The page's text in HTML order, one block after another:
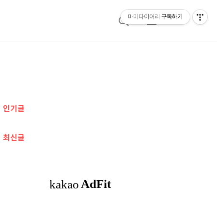
검
메
가
보
인기글
최신글
마미다이어리 구독하기